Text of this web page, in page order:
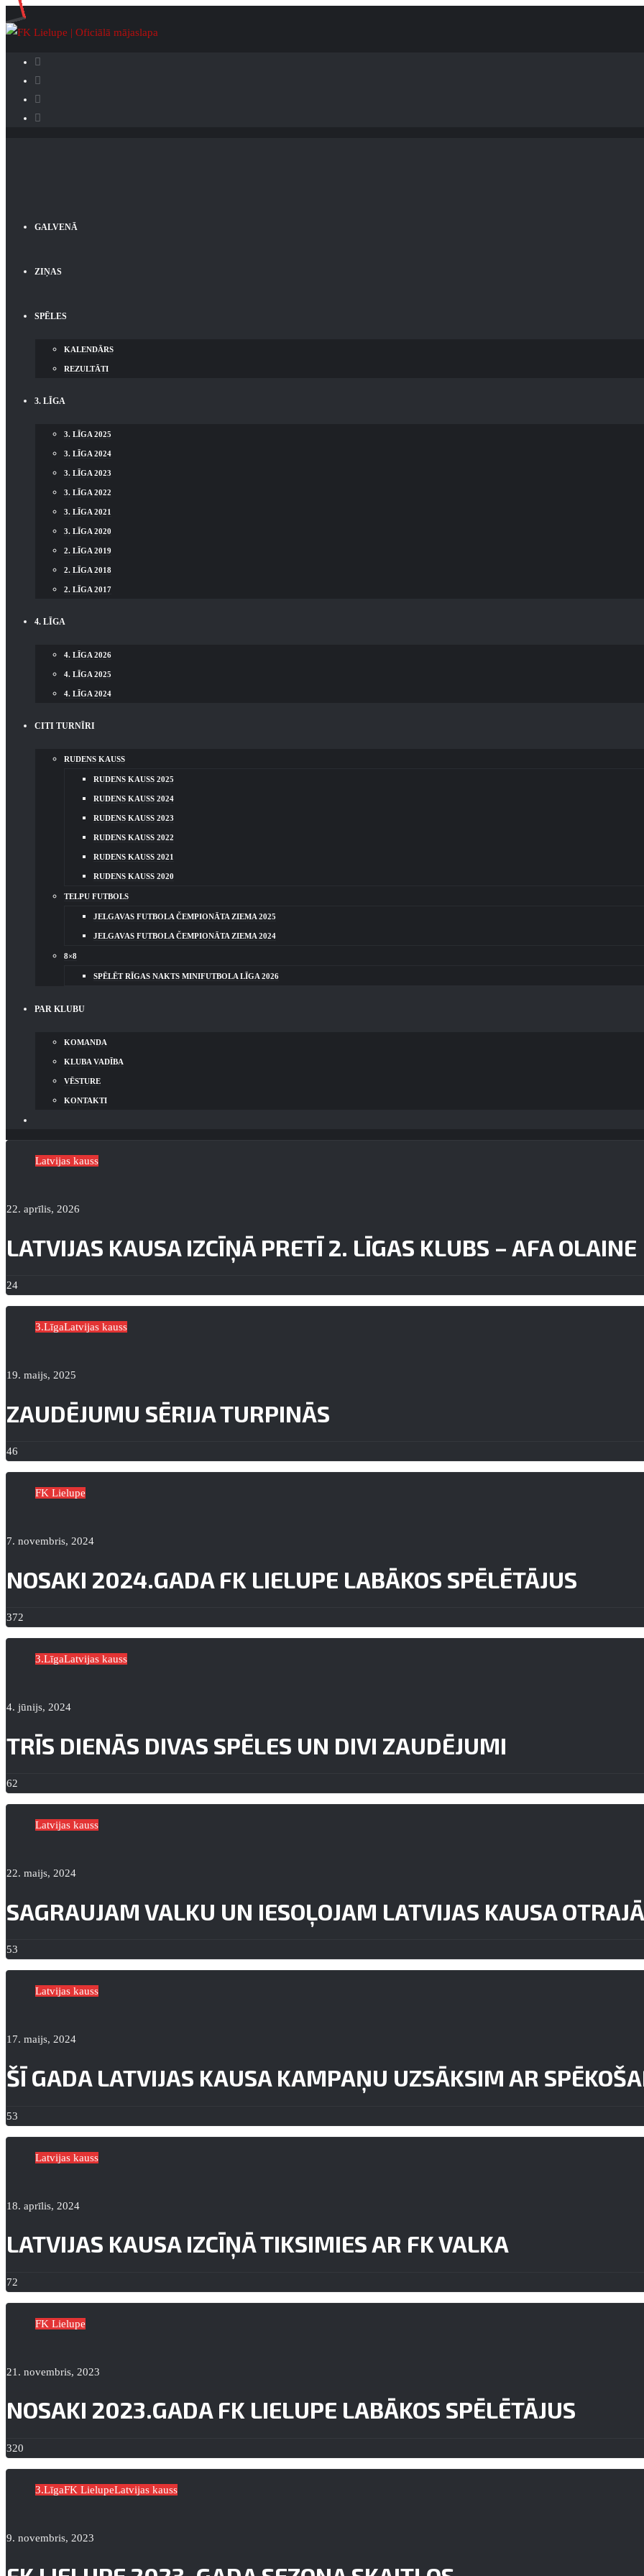
GALVENĀ
ZIŅAS
SPĒLES
KALENDĀRS
REZULTĀTI
3. LĪGA
3. LĪGA 2025
3. LĪGA 2024
3. LĪGA 2023
3. LĪGA 2022
3. LĪGA 2021
3. LĪGA 2020
2. LĪGA 2019
2. LĪGA 2018
2. LĪGA 2017
4. LĪGA
4. LĪGA 2026
4. LĪGA 2025
4. LĪGA 2024
CITI TURNĪRI
RUDENS KAUSS
RUDENS KAUSS 2025
RUDENS KAUSS 2024
RUDENS KAUSS 2023
RUDENS KAUSS 2022
RUDENS KAUSS 2021
RUDENS KAUSS 2020
TELPU FUTBOLS
JELGAVAS FUTBOLA ČEMPIONĀTA ZIEMA 2025
JELGAVAS FUTBOLA ČEMPIONĀTA ZIEMA 2024
8×8
SPĒLĒT RĪGAS NAKTS MINIFUTBOLA LĪGA 2026
PAR KLUBU
KOMANDA
KLUBA VADĪBA
VĒSTURE
KONTAKTI
Latvijas kauss
22. aprīlis, 2026
LATVIJAS KAUSA IZCĪŅĀ PRETĪ 2. LĪGAS KLUBS – AFA OLAINE
24
3.LīgaLatvijas kauss
19. maijs, 2025
ZAUDĒJUMU SĒRIJA TURPINĀS
46
FK Lielupe
7. novembris, 2024
NOSAKI 2024.GADA FK LIELUPE LABĀKOS SPĒLĒTĀJUS
372
3.LīgaLatvijas kauss
4. jūnijs, 2024
TRĪS DIENĀS DIVAS SPĒLES UN DIVI ZAUDĒJUMI
62
Latvijas kauss
22. maijs, 2024
SAGRAUJAM VALKU UN IESOĻOJAM LATVIJAS KAUSA
53
Latvijas kauss
17. maijs, 2024
ŠĪ GADA LATVIJAS KAUSA KAMPAŅU UZSĀKSIM AR
53
Latvijas kauss
18. aprīlis, 2024
LATVIJAS KAUSA IZCĪŅĀ TIKSIMIES AR FK VALKA
72
FK Lielupe
21. novembris, 2023
NOSAKI 2023.GADA FK LIELUPE LABĀKOS SPĒLĒTĀJUS
320
3.LīgaFK LielupeLatvijas kauss
9. novembris, 2023